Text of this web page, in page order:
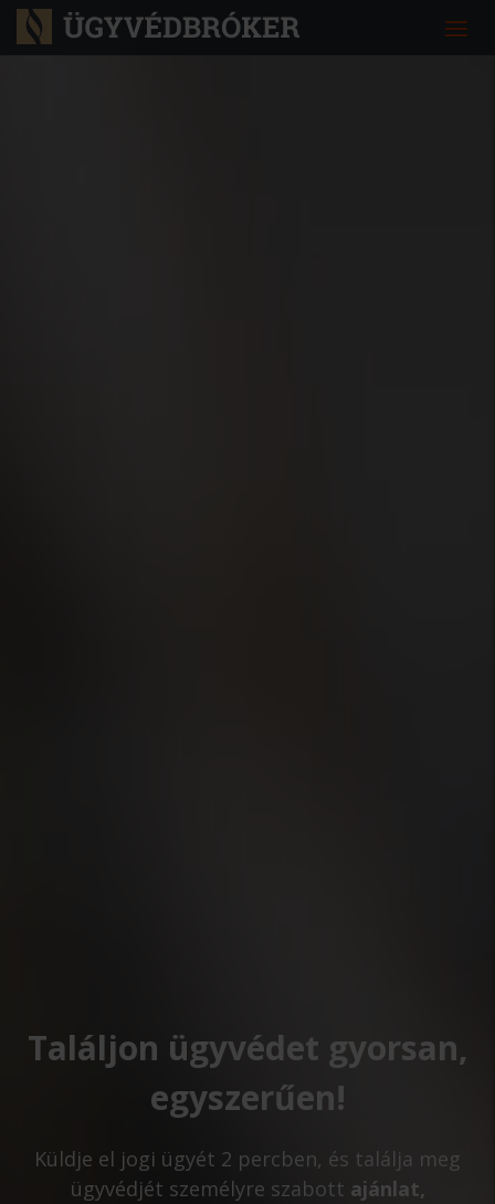
Találjon ügyvédet gyorsan,
egyszerűen!
Küldje el jogi ügyét 2 percben, és találja meg
ügyvédjét személyre szabott ajánlat,